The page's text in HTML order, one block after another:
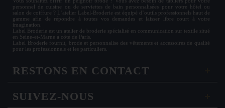
personnel de cuisine ou de serviettes de bain personnalisées pour votre hôtel ou
salon de coiffure ? L’atelier Label-Broderie est équipé d’outils professionnels haut de
gamme afin de répondre à toutes vos demandes et laisser libre court à votre
imagination.
Label Broderie est un atelier de broderie spécialisé en communication sur textile situé
en Seine-et-Marne à côté de Paris.
Label Broderie fournit, brode et personnalise des vêtements et accessoires de qualité
pour les professionnels et les particuliers.
RESTONS EN CONTACT
SUIVEZ-NOUS